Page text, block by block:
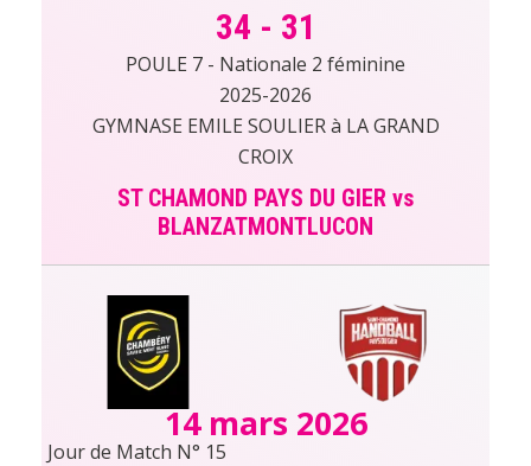
34 - 31
POULE 7 - Nationale 2 féminine
2025-2026
GYMNASE EMILE SOULIER à LA GRAND
CROIX
ST CHAMOND PAYS DU GIER vs
BLANZATMONTLUCON
14 mars 2026
Jour de Match N° 15